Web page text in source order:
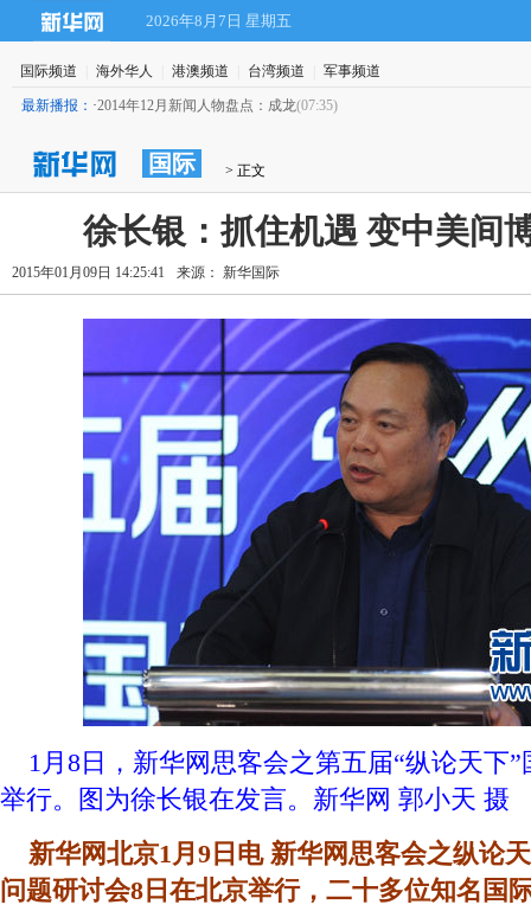
2026年8月7日 星期五
国际频道 海外华人 港澳频道 台湾频道 军事频道
最新播报： ·2014年12月新闻人物盘点：成龙(07:35)
国际 > 正文
徐长银：抓住机遇 变中美间
2015年01月09日 14:25:41 来源： 新华国际
1月8日，新华网思客会之第五届“纵论天下”
举行。图为徐长银在发言。新华网 郭小天 摄
新华网北京1月9日电 新华网思客会之纵论
问题研讨会8日在北京举行，二十多位知名国